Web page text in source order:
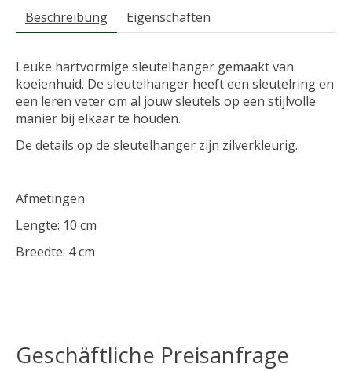
Beschreibung Eigenschaften
Leuke hartvormige sleutelhanger gemaakt van
koeienhuid. De sleutelhanger heeft een sleutelring en
een leren veter om al jouw sleutels op een stijlvolle
manier bij elkaar te houden.
De details op de sleutelhanger zijn zilverkleurig.
Afmetingen
Lengte: 10 cm
Breedte: 4 cm
Geschäftliche Preisanfrage